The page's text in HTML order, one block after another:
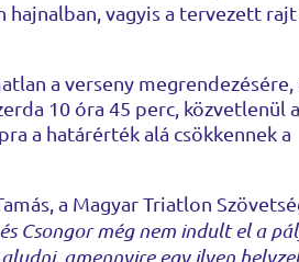
hajnalban, vagyis a tervezett
a verseny
10 óra 45 perc, közvetlenül
a határérték alá csökkennek a
a Magyar Triatlon
Csongor még nem indult el a
amennyire egy ilyen